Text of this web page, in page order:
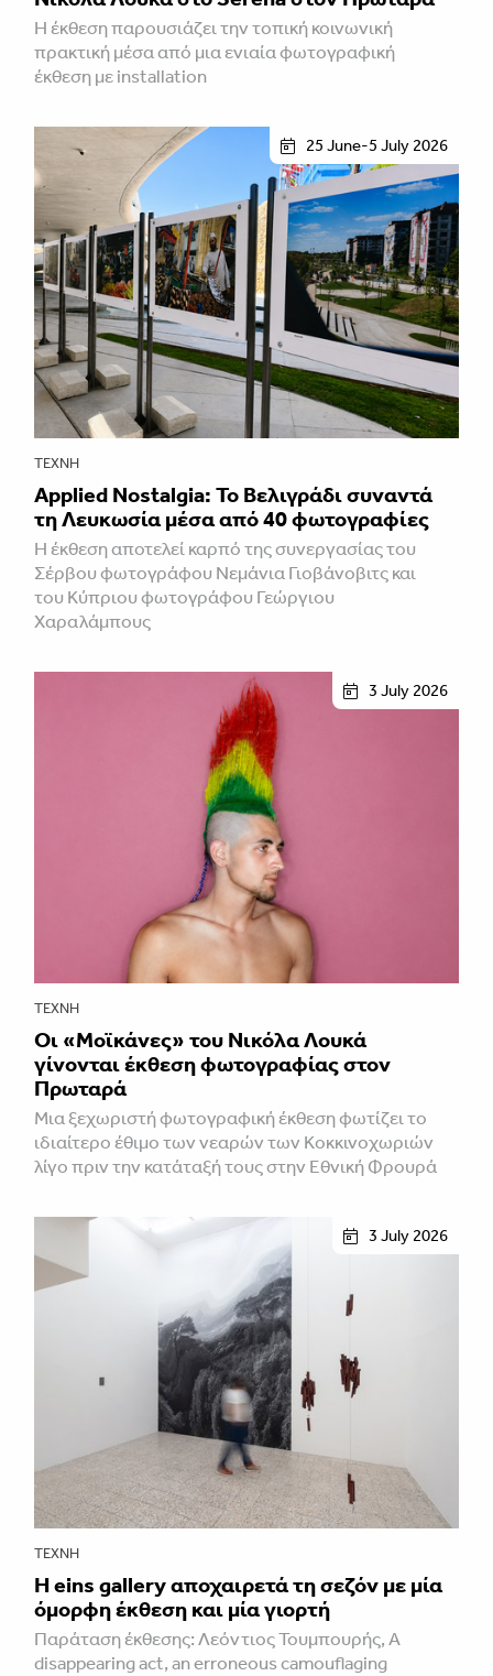
H έκθεση παρουσιάζει την τοπική κοινωνική
πρακτική μέσα από μια ενιαία φωτογραφική
έκθεση με installation
25 June-5 July 2026
ΤΈΧΝΗ
Applied Nostalgia: Το Βελιγράδι συναντά
τη Λευκωσία μέσα από 40 φωτογραφίες
Η έκθεση αποτελεί καρπό της συνεργασίας του
Σέρβου φωτογράφου Νεμάνια Γιοβάνοβιτς και
του Κύπριου φωτογράφου Γεώργιου
Χαραλάμπους
3 July 2026
ΤΈΧΝΗ
Οι «Μοϊκάνες» του Νικόλα Λουκά
γίνονται έκθεση φωτογραφίας στον
Πρωταρά
Μια ξεχωριστή φωτογραφική έκθεση φωτίζει το
ιδιαίτερο έθιμο των νεαρών των Κοκκινοχωριών
λίγο πριν την κατάταξή τους στην Εθνική Φρουρά
3 July 2026
ΤΈΧΝΗ
H eins gallery αποχαιρετά τη σεζόν με μία
όμορφη έκθεση και μία γιορτή
Παράταση έκθεσης: Λεόντιος Τουμπουρής, A
disappearing act, an erroneous camouflaging